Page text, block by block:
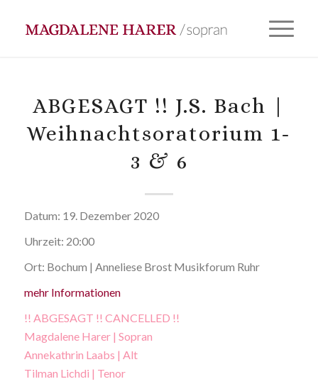
ABGESAGT !! J.S. Bach |
Weihnachtsoratorium 1-
3 & 6
Datum: 19. Dezember 2020
Uhrzeit: 20:00
Ort: Bochum | Anneliese Brost Musikforum Ruhr
mehr Informationen
!! ABGESAGT !! CANCELLED !!
Magdalene Harer | Sopran
Annekathrin Laabs | Alt
Tilman Lichdi | Tenor